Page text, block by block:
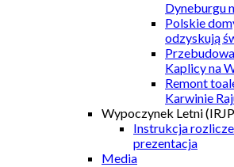
Dyneburgu
Polskie
odzyskują
Kaplicy na
Remont
Karwinie
Wypoczynek Letni
Instrukcja
prezentacja
Media